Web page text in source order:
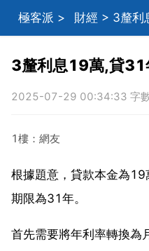
極客派 > 財經 > 3釐利
3釐利息19萬,貸31
2025-07-29 00:34:33 字
1樓：網友
根據題意，貸款本金為
期限為31年。
首先需要將年利率轉換為